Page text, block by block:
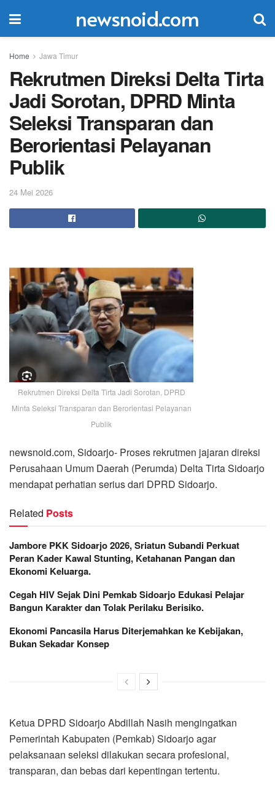
newsnoid.com
Home Jawa Timur
Rekrutmen Direksi Delta Tirta
Jadi Sorotan, DPRD Minta
Seleksi Transparan dan
Berorientasi Pelayanan
Publik
24 Mei 2026
Rekrutmen Direksi Delta Tirta Jadi Sorotan, DPRD
Minta Seleksi Transparan dan Berorientasi Pelayanan
Publik
newsnoid.com, Sidoarjo- Proses rekrutmen jajaran direksi
Perusahaan Umum Daerah (Perumda) Delta Tirta Sidoarjo
mendapat perhatian serius dari DPRD Sidoarjo.
Related Posts
Jambore PKK Sidoarjo 2026, Sriatun Subandi Perkuat
Peran Kader Kawal Stunting, Ketahanan Pangan dan
Ekonomi Keluarga.
Cegah HIV Sejak Dini Pemkab Sidoarjo Edukasi Pelajar
Bangun Karakter dan Tolak Perilaku Berisiko.
Ekonomi Pancasila Harus Diterjemahkan ke Kebijakan,
Bukan Sekadar Konsep
Ketua DPRD Sidoarjo Abdillah Nasih mengingatkan
Pemerintah Kabupaten (Pemkab) Sidoarjo agar
pelaksanaan seleksi dilakukan secara profesional,
transparan, dan bebas dari kepentingan tertentu.